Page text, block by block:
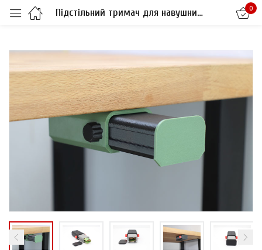
Підстільний тримач для навушників з секретною кишенькою 0
Remember me Lost password?